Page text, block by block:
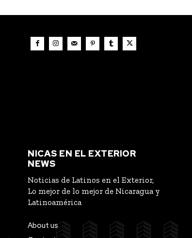
NICAS EN EL EXTERIOR
NEWS
Noticias de Latinos en el Exterior,
Lo mejor de lo mejor de Nicaragua y
Latinoamérica
About us